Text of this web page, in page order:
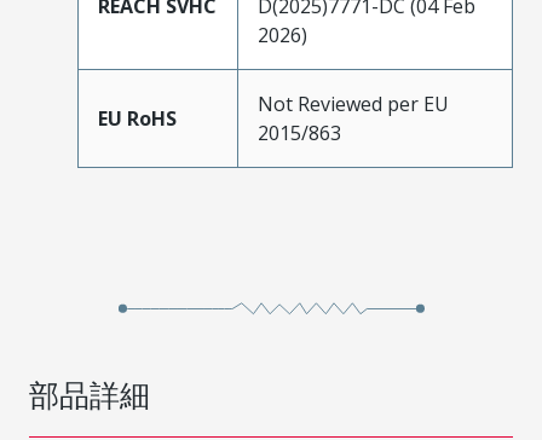
REACH SVHC
D(2025)7771-DC (04 Feb
2026)
EU RoHS
Not Reviewed per EU
2015/863
部品詳細